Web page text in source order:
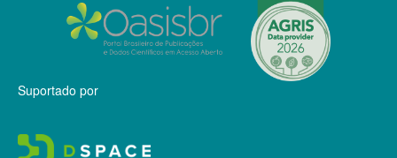
Suportado por